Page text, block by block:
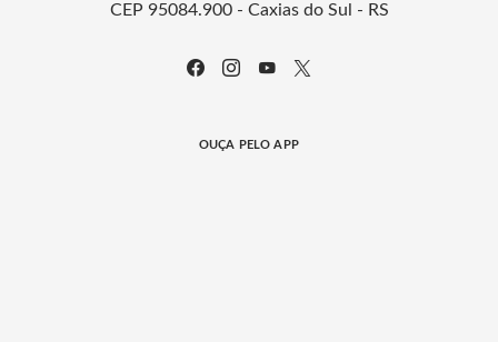
CEP 95084.900 - Caxias do Sul - RS
OUÇA PELO APP